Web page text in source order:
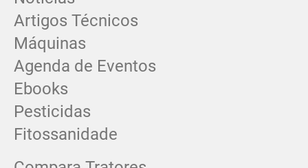
Artigos Técnicos
Máquinas
Agenda de Eventos
Ebooks
Pesticidas
Fitossanidade